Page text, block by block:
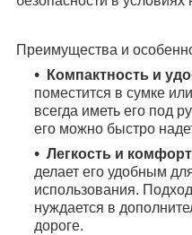
Преимущества и
Компактность и
поместится в сумке
всегда иметь его под
его можно быстро
Легкость и комфорт
делает его удобным
использования.
нуждается в
дороге.